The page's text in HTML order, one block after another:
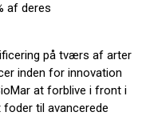
af deres
på tværs af arter
inden for innovation
at forblive i front i
til avancerede